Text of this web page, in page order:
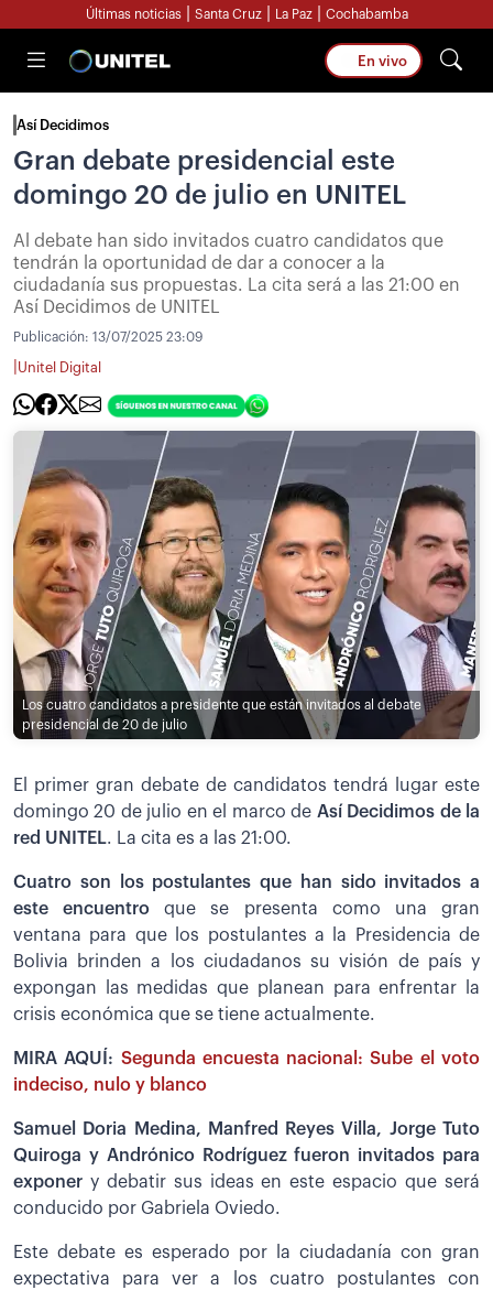
Últimas noticias Santa Cruz La Paz Cochabamba
En vivo
Así Decidimos
Gran debate presidencial este
domingo 20 de julio en UNITEL
Al debate han sido invitados cuatro candidatos que
tendrán la oportunidad de dar a conocer a la
ciudadanía sus propuestas. La cita será a las 21:00 en
Así Decidimos de UNITEL
Publicación: 13/07/2025 23:09
Unitel Digital
Los cuatro candidatos a presidente que están invitados al debate
presidencial de 20 de julio
El primer gran debate de candidatos tendrá lugar este
domingo 20 de julio en el marco de Así Decidimos de la
red UNITEL. La cita es a las 21:00.
Cuatro son los postulantes que han sido invitados a
este encuentro que se presenta como una gran
ventana para que los postulantes a la Presidencia de
Bolivia brinden a los ciudadanos su visión de país y
expongan las medidas que planean para enfrentar la
crisis económica que se tiene actualmente.
MIRA AQUÍ: Segunda encuesta nacional: Sube el voto
indeciso, nulo y blanco
Samuel Doria Medina, Manfred Reyes Villa, Jorge Tuto
Quiroga y Andrónico Rodríguez fueron invitados para
exponer y debatir sus ideas en este espacio que será
conducido por Gabriela Oviedo.
Este debate es esperado por la ciudadanía con gran
expectativa para ver a los cuatro postulantes con